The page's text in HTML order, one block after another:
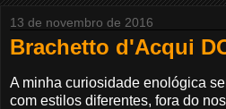
13 de novembro de 2016
Brachetto d'Acqui
A minha curiosidade enológica
com estilos diferentes, fora do